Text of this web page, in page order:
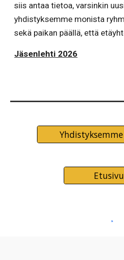
siis antaa tietoa, varsinkin
yhdistyksemme monista
sekä paikan päällä, että
Jäsenlehti 2026
Etusivu